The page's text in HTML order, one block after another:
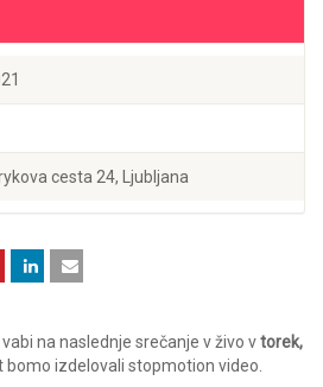
cesta 24, Ljubljana
na naslednje srečanje v živo vtorek,
bomo izdelovali stopmotion video.